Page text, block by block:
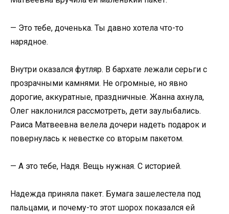
— Это тебе, доченька. Ты давно хотела что-то
нарядное.
Внутри оказался футляр. В бархате лежали серьги с
прозрачными камнями. Не огромные, но явно
дорогие, аккуратные, праздничные. Жанна ахнула,
Олег наклонился рассмотреть, дети заулыбались.
Раиса Матвеевна велела дочери надеть подарок и
повернулась к невестке со вторым пакетом.
— А это тебе, Надя. Вещь нужная. С историей.
Надежда приняла пакет. Бумага зашелестела под
пальцами, и почему-то этот шорох показался ей